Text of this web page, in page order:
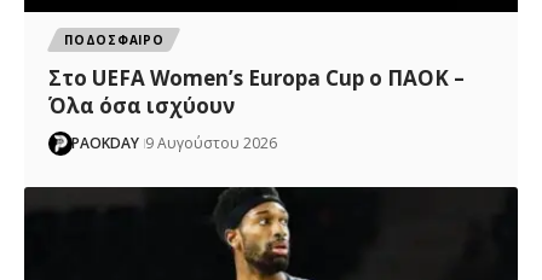
ΠΟΔΟΣΦΑΙΡΟ
Στο UEFA Women’s Europa Cup ο ΠΑΟΚ –
Όλα όσα ισχύουν
PAOKDAY 9 Αυγούστου 2026